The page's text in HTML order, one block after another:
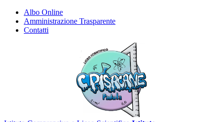
Albo Online
Amministrazione Trasparente
Contatti